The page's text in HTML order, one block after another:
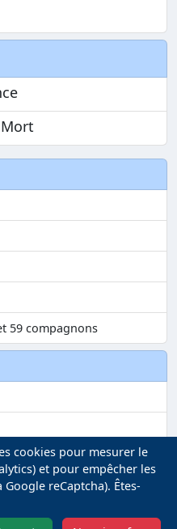
59 compagnons
cookies pour mesurer le
et pour empêcher les
reCaptcha). Êtes-